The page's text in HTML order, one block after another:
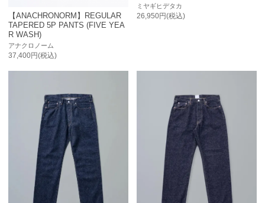
【ANACHRONORM】REGULAR
TAPERED 5P PANTS (FIVE YEA
R WASH)
アナクロノーム
37,400円(税込)
ミヤギヒデタカ
26,950円(税込)